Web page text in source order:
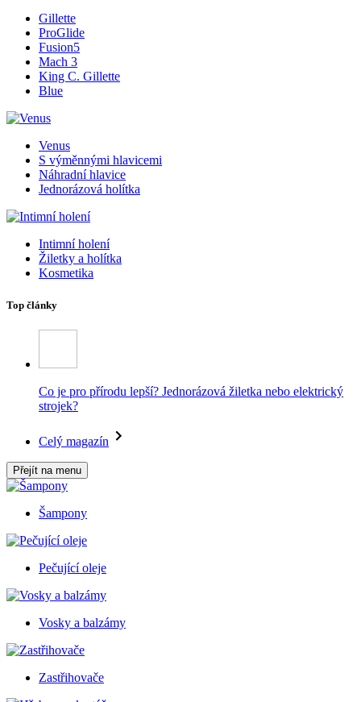
Gillette
ProGlide
Fusion5
Mach 3
King C. Gillette
Blue
Venus
S výměnnými hlavicemi
Náhradní hlavice
Jednorázová holítka
Intimní holení
Žiletky a holítka
Kosmetika
Top články
Co je pro přírodu lepší? Jednorázová žiletka nebo elektrický
strojek?
Celý magazín
Přejít na menu
Šampony
Pečující oleje
Vosky a balzámy
Zastřihovače